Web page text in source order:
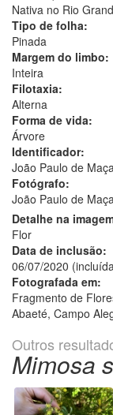
Nativa no Rio
Tipo de folha:
Pinada
Margem do limbo:
Inteira
Filotaxia:
Alterna
Forma de vida:
Árvore
Identificador:
João Paulo de
Fotógrafo:
João Paulo de
Detalhe na
Flor
Data de inclusão:
06/07/2020
Fotografada em:
Fragmento de
Abaeté, Campo
Outros
Mimosa